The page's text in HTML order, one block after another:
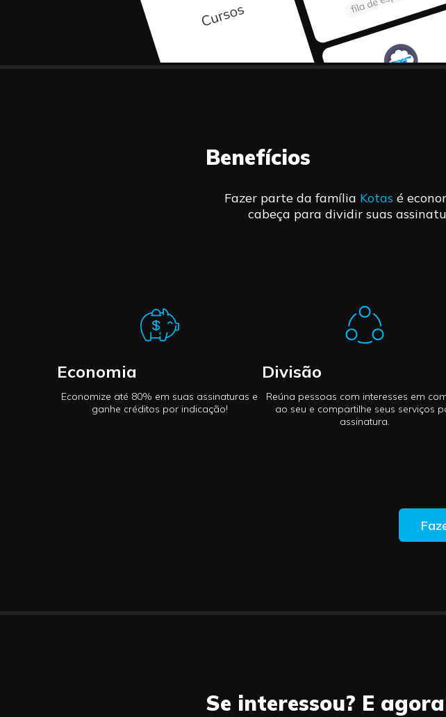
Benefícios
Fazer parte da família Kotas é
cabeça para dividir suas
Economia
Economize até 80% em suas assinaturas e
ganhe créditos por indicação!
Divisão
Reúna pessoas com interesses em
ao seu e compartilhe seus serviços
assinatura.
Se interessou? E